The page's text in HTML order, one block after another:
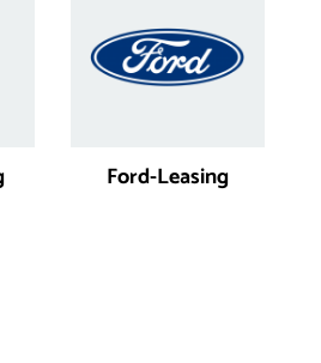
Ford-Leasing